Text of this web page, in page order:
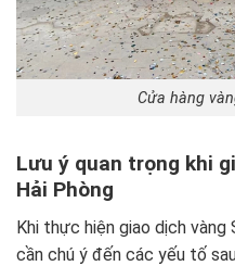
Cửa hàng
Lưu ý quan trọng khi
Hải Phòng
Khi thực hiện giao dịch vàng
cần chú ý đến các yếu tố